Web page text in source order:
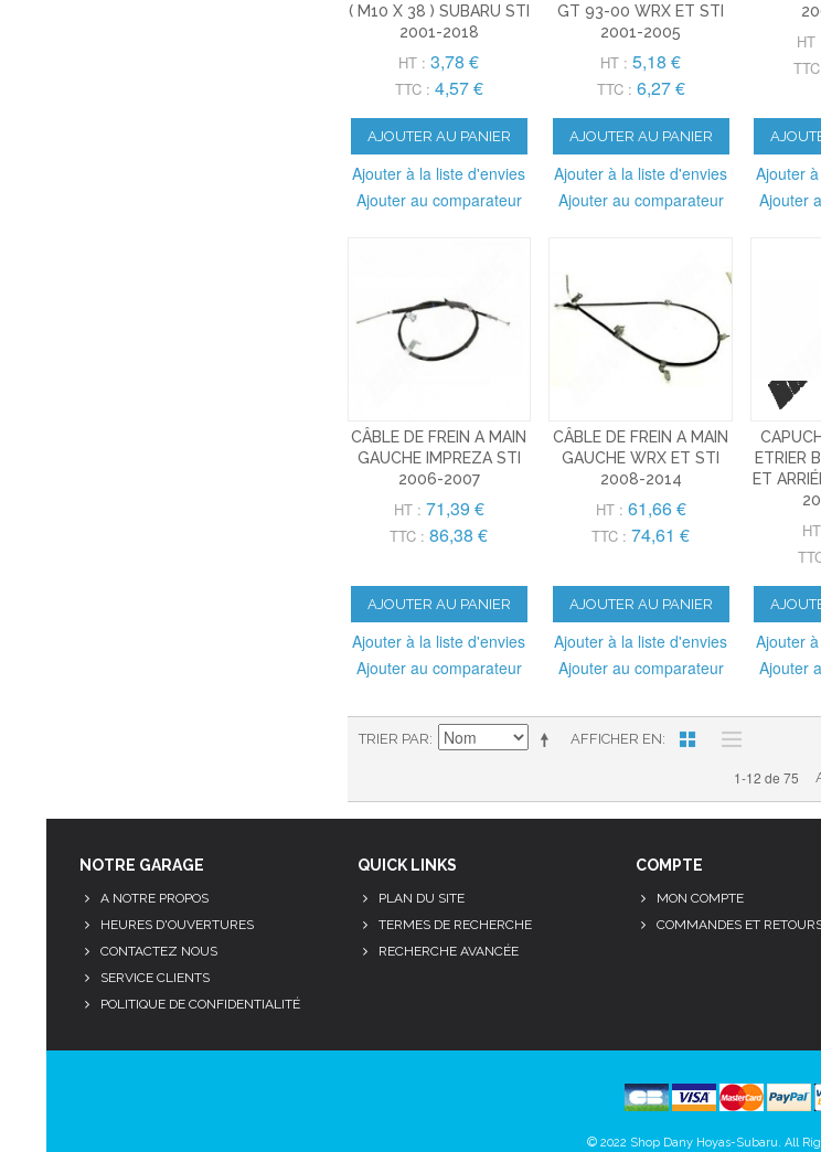
( M10 X 38 ) SUBARU STI
2001-2018
HT : 3,78 €
TTC : 4,57 €
AJOUTER AU PANIER
Ajouter à la liste d'envies
Ajouter au comparateur
GT 93-00 WRX ET STI
2001-2005
HT : 5,18 €
TTC : 6,27 €
AJOUTER AU PANIER
Ajouter à la liste d'envies
Ajouter au comparateur
HT
Ajouter
Ajouter
CÂBLE DE FREIN A MAIN
GAUCHE IMPREZA STI
2006-2007
HT : 71,39 €
TTC : 86,38 €
AJOUTER AU PANIER
Ajouter à la liste d'envies
Ajouter au comparateur
CÂBLE DE FREIN A MAIN
GAUCHE WRX ET STI
2008-2014
HT : 61,66 €
TTC : 74,61 €
AJOUTER AU PANIER
Ajouter à la liste d'envies
Ajouter au comparateur
ETRIER
ET
Ajouter
Ajouter
AFFICHER EN
TRIER PAR
1-12 de 75
NOTRE GARAGE
A NOTRE PROPOS
HEURES D'OUVERTURES
CONTACTEZ NOUS
SERVICE CLIENTS
POLITIQUE DE CONFIDENTIALITÉ
QUICK LINKS
PLAN DU SITE
TERMES DE RECHERCHE
RECHERCHE AVANCÉE
COMPTE
MON COMPTE
COMMANDES ET
© 2022 Shop Dany Hoyas-Subaru. All